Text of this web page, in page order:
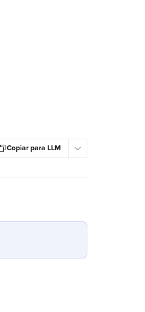
Copiar para LLM